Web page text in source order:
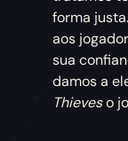
forma
aos
sua
damos a
Thieveso